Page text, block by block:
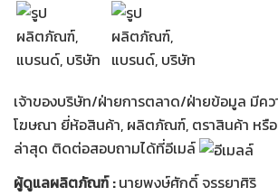
เจ้าของบริษัท/ฝ่ายการตลาด/ฝ่ายข้อมูล มีคว
โฆษณา ยี่ห้อสินค้า, ผลิตภัณฑ์, ตราสินค้า หรื
ล่าสุด ติดต่อสอบถามได้ที่อีเมล์
ผู้ดูแลผลิตภัณฑ์ :นายพงษ์ศักดิ์ จรรยาศิริ